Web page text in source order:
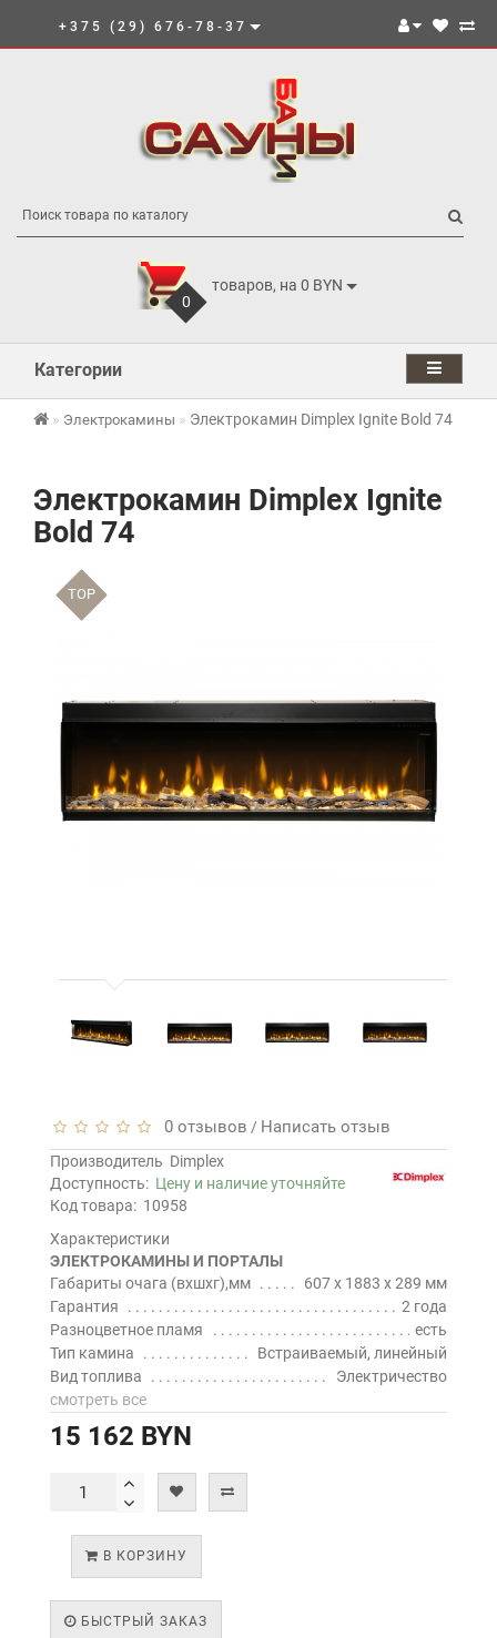
+375 (29) 676-78-37
0
товаров, на 0 BYN
Категории
Электрокамины Электрокамин Dimplex Ignite Bold 74
Электрокамин Dimplex Ignite
Bold 74
TOP
0 отзывов / Написать отзыв
Производитель Dimplex
Доступность: Цену и наличие уточняйте
Код товара: 10958
Характеристики
ЭЛЕКТРОКАМИНЫ И ПОРТАЛЫ
Габариты очага (вхшхг),мм
607 х 1883 х 289 мм
Гарантия
2 года
Разноцветное пламя
есть
Тип камина
Встраиваемый, линейный
Вид топлива
Электричество
смотреть все
15 162 BYN
В КОРЗИНУ
БЫСТРЫЙ ЗАКАЗ